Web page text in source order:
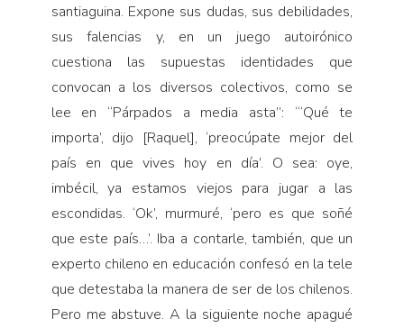
santiaguina. Expone sus dudas, sus debilidades,
sus falencias y, en un juego autoirónico
cuestiona las supuestas identidades que
convocan a los diversos colectivos, como se
lee en “Párpados a media asta”: “‘Qué te
importa’, dijo [Raquel], ‘preocúpate mejor del
país en que vives hoy en día’. O sea: oye,
imbécil, ya estamos viejos para jugar a las
escondidas. ‘Ok’, murmuré, ‘pero es que soñé
que este país…’. Iba a contarle, también, que un
experto chileno en educación confesó en la tele
que detestaba la manera de ser de los chilenos.
Pero me abstuve. A la siguiente noche apagué